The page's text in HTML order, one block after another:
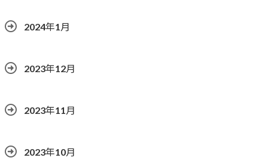
2024年1月
2023年12月
2023年11月
2023年10月